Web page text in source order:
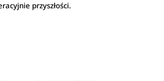
przyszłości.